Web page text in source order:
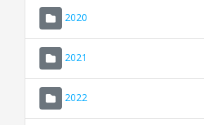
2020
2021
2022